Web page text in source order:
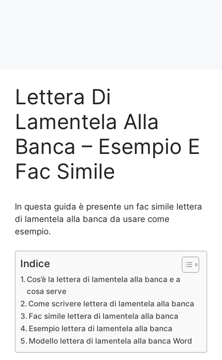
Lettera Di
Lamentela Alla
Banca – Esempio E
Fac Simile
In questa guida è presente un fac simile lettera
di lamentela alla banca da usare come
esempio.
Indice
Cos’è la lettera di lamentela alla banca e a
cosa serve
Come scrivere lettera di lamentela alla banca
Fac simile lettera di lamentela alla banca
Esempio lettera di lamentela alla banca
Modello lettera di lamentela alla banca Word